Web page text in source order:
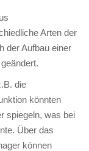
Arten der
der Aufbau einer
die
könnten
spiegeln, was bei
Über das
können